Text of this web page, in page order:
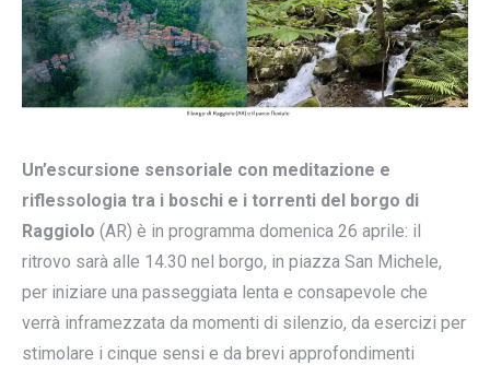
Un’escursione sensoriale con meditazione e
riflessologia tra i boschi e i torrenti del borgo di
Raggiolo (AR) è in programma domenica 26 aprile: il
ritrovo sarà alle 14.30 nel borgo, in piazza San Michele,
per iniziare una passeggiata lenta e consapevole che
verrà inframezzata da momenti di silenzio, da esercizi per
stimolare i cinque sensi e da brevi approfondimenti